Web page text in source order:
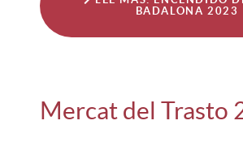
BADALONA 2023
Mercat del Trasto